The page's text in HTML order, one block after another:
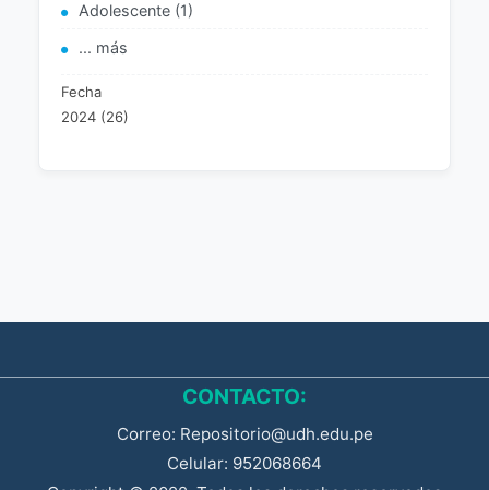
Adolescente (1)
... más
Fecha
2024 (26)
CONTACTO:
Correo: Repositorio@udh.edu.pe
Celular: 952068664